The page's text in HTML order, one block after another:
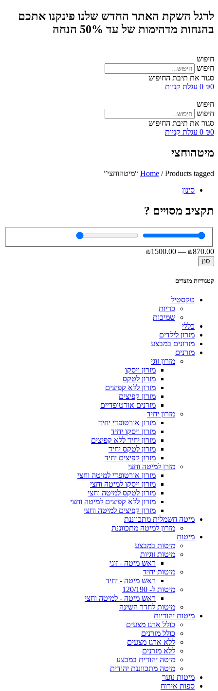
לרגל השקת האתר החדש שלנו פינקנו אתכם
בהנחות מדהימות של עד 50% הנחה
חיפוש
חיפוש
סגור את תיבת החיפוש
₪0
0 עגלת קניות
חיפוש
חיפוש
סגור את תיבת החיפוש
₪0
0 עגלת קניות
מיטהוחצי
Home / Products tagged “מיטהוחצי”
סינון
תקציב מסויים ?
₪870.00
—
₪1500.00
סנן
קטגוריות מוצרים
טקסטיל
כריות
שמיכות
כללי
מזרון לילדים
מזרונים במבצע
מזרנים
מזרון זוגי
מזרון ויסקו
מזרון לטקס
מזרון ללא קפיצים
מזרון קפיצים
מזרנים אורטופדיים
מזרון יחיד
מזרון אורטופדי יחיד
מזרון ויסקו יחיד
מזרון יחיד ללא קפיצים
מזרון לטקס יחיד
מזרון קפיצים יחיד
מזרן למיטה וחצי
מזרון אורטופדי למיטה וחצי
מזרון ויסקו למיטה וחצי
מזרון לטקס למיטה וחצי
מזרון ללא קפיצים למיטה וחצי
מזרון קפיצים למיטה וחצי
מיטה חשמלית מתכווננת
מזרון למיטה מתכווננת
מיטות
מיטות במבצע
מיטות זוגיות
ראש מיטה - זוגי
מיטות יחיד
ראש מיטה - יחיד
מיטות ל- 120/190
ראש מיטה - למיטה וחצי
מיטות לחדר השינה
מיטות יהודיות
כולל ארגז מצעים
כולל מזרנים
ללא ארגז מצעים
ללא מזרנים
מיטה יהודית במבצע
מיטה מתכווננת יהודית
מיטות נוער
ספות אירוח